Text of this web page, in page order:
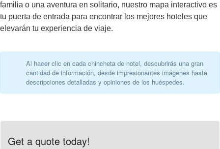
familia o una aventura en solitario, nuestro mapa interactivo es
tu puerta de entrada para encontrar los mejores hoteles que
elevarán tu experiencia de viaje.
Al hacer clic en cada chincheta de hotel, descubrirás una gran
cantidad de información, desde impresionantes imágenes hasta
descripciones detalladas y opiniones de los huéspedes.
Get a quote today!